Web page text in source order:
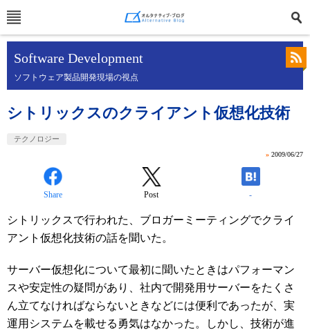
Software Development
ソフトウェア製品開発現場の視点
シトリックスのクライアント仮想化技術
テクノロジー
» 2009/06/27
Share Post -
シトリックスで行われた、ブロガーミーティングでクライ
アント仮想化技術の話を聞いた。
サーバー仮想化について最初に聞いたときはパフォーマン
スや安定性の疑問があり、社内で開発用サーバーをたくさ
ん立てなければならないときなどには便利であったが、実
運用システムを載せる勇気はなかった。しかし、技術が進